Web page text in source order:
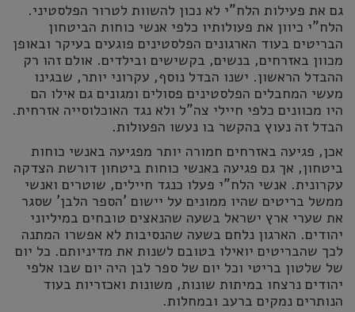
גם את פעילות הלח"י לא נכון להשוות לטרור הפלסטיני.
הלח"י כיוון את פעולותיו כלפי אנשי כוחות הביטחון
הבריטים בעוד הארגונים הפלסטינים פוגעים בעיקר ובאופן
מכוון באזרחים, בנשים, בקשישים ובילדים. אולם זהו רק
ההבדל הראשון. ישנו הבדל נוסף, עקרוני יותר, שבגינו
מעשי המחבלים הפלסטינים פסולים ומגונים גם אילו הם
היו מכוונים כלפי חיילי צה"ל ולא נגד האוכלוסייה אזרחית.
הבדל זה נעוץ בהקשר בו נעשו הפעולות.
אכן, פגיעה באזרחים חמורה יותר מפגיעה באנשי כוחות
ביטחון, אך גם פגיעה באנשי כוחות ביטחון דורשת הצדקה
עקרונית. אנשי הלח"י פעלו כנגד חיילים, שוטרים ואנשי
ממשל בריטים שהיו ממונים על יישום 'הספר הלבן' שסגר
את שערי ארץ ישראל בשעה שהנאצים טובחים במיליוני
יהודים. הארגון נלחם בשעה שהנסיבות לא אפשרו המתנה
לכך שהבריטים יואילו בטובם לשנות את מדיניותם. כל יום
של שלטון בריטי וכל יום של ספר לבן היה יום שבו אלפי
יהודים נרצחו במיתות שונות, משונות ואכזריות בעוד
הנותרים נמקים ברעב ובמחלות.